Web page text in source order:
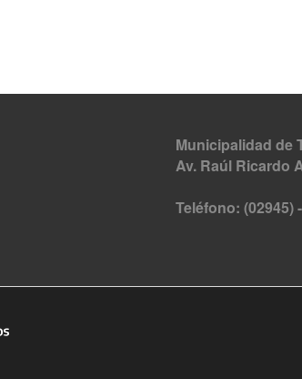
Municipalidad de
Av. Raúl Ricardo
Teléfono: (02945)